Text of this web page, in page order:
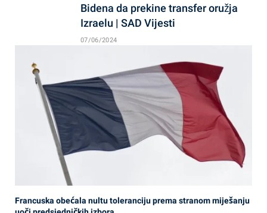
Bidena da prekine transfer oružja
Izraelu | SAD Vijesti
07/06/2024
Francuska obećala nultu toleranciju prema stranom miješanju